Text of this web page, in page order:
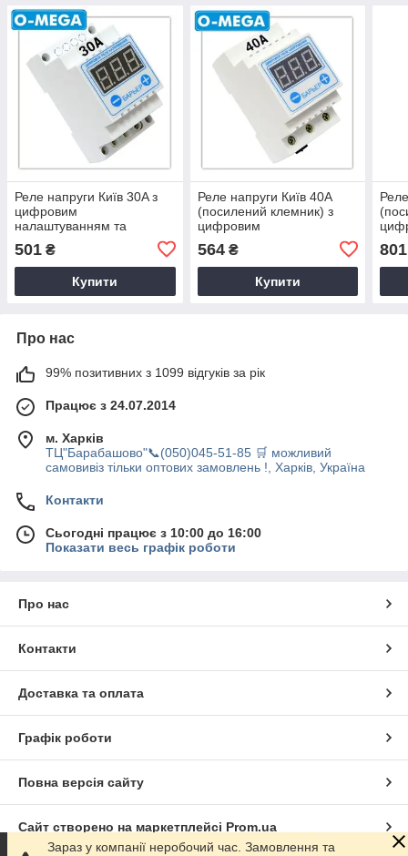
Реле напруги Київ 30A з
цифровим
налаштуванням та
501 ₴
Купити
Реле напруги Київ 40A
(посилений клемник) з
цифровим
термозахистом DIN
564₴
Купити
801
Про нас
99% позитивних з 1099 відгуків за рік
Працює з 24.07.2014
м. Харків
ТЦ"Барабашово"📞(050)045-51-85 🛒 можливий
самовивіз тільки оптових замовлень !, Харків, Україна
Контакти
Сьогодні працює з 10:00 до 16:00
Показати весь графік роботи
Про нас
Контакти
Доставка та оплата
Графік роботи
Повна версія сайту
Сайт створено на маркетплейсі Prom.ua
Зараз у компанії неробочий час. Замовлення та